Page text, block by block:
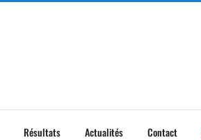
Résultats Actualités Contact